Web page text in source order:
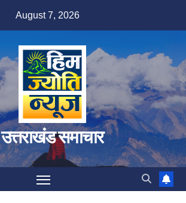
August 7, 2026
उत्तराखंड समाचार